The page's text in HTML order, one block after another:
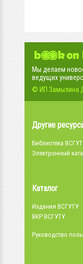
Мы делаем
ведущих
© ИП Замылина
Другие
Библиотека
Электронный
Каталог
Издания ВСГУТУ
ВКР ВСГУТУ
Руководство